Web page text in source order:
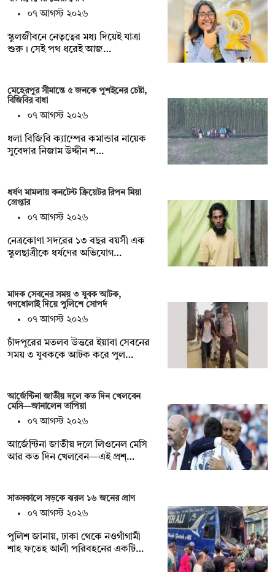
০৭ আগস্ট ২০২৬
স্কুলজীবনে নেতৃত্বের মধ্য দিয়েই যাত্রা
শুরু। সেই পথ ধরেই আজ…
মেহেরপুর সীমান্তে ৫ জনকে পুশইনের চেষ্টা,
বিজিবির বাধা
০৭ আগস্ট ২০২৬
ধলা বিজিবি ক্যাম্পের কমান্ডার নায়েক
সুবেদার নিজাম উদ্দীন শ…
ধর্ষণ মামলায় কনটেন্ট ক্রিয়েটর রিপন মিয়া
গ্রেপ্তার
০৭ আগস্ট ২০২৬
নেত্রকোণা সদরের ১৩ বছর বয়সী এক
স্কুলছাত্রীকে ধর্ষণের অভিযোগ…
মাদক সেবনের সময় ৩ যুবক আটক,
গণধোলাই দিয়ে পুলিশে সোপর্দ
০৭ আগস্ট ২০২৬
চাঁদপুরের মতলব উত্তরে ইয়াবা সেবনের
সময় ৩ যুবককে আটক করে পুল…
আর্জেন্টিনা জাতীয় দলে কত দিন খেলবেন
মেসি—জানালেন তাপিয়া
০৭ আগস্ট ২০২৬
আর্জেন্টিনা জাতীয় দলে লিওনেল মেসি
আর কত দিন খেলবেন—এই প্রশ্…
সাতসকালে সড়কে ঝরল ১৬ জনের প্রাণ
০৭ আগস্ট ২০২৬
পুলিশ জানায়, ঢাকা থেকে নওগাঁগামী
শাহ ফতেহ আলী পরিবহনের একটি…